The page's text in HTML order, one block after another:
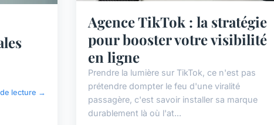
lecture →
Agence TikTok : la stratégie
pour booster votre visibilité
en ligne
Prendre la lumière sur TikTok, ce n'est pas
prétendre dompter le feu d'une viralité
passagère, c'est savoir installer sa marque
durablement là où l'at...